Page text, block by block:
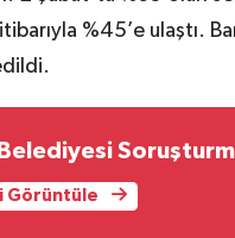
%45’e ulaştı.
Görüntüle